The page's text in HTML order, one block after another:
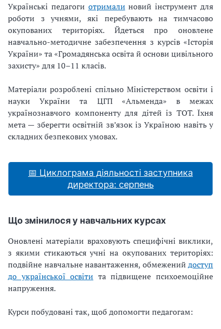
Українські педагоги отримали новий інструмент для
роботи з учнями, які перебувають на тимчасово
окупованих територіях. Йдеться про оновлене
навчально-методичне забезпечення з курсів «Історія
України» та «Громадянська освіта й основи цивільного
захисту» для 10–11 класів.
Матеріали розроблені спільно Міністерством освіти і
науки України та ЦГП «Альменда» в межах
українознавчого компоненту для дітей із ТОТ. Їхня
мета — зберегти освітній зв’язок із Україною навіть у
складних безпекових умовах.
📅 Циклограма діяльності заступника
директора: серпень
Що змінилося у навчальних курсах
Оновлені матеріали враховують специфічні виклики,
з якими стикаються учні на окупованих територіях:
подвійне навчальне навантаження, обмежений доступ
до української освіти та підвищене психоемоційне
напруження.
Курси побудовані так, щоб допомогти педагогам: